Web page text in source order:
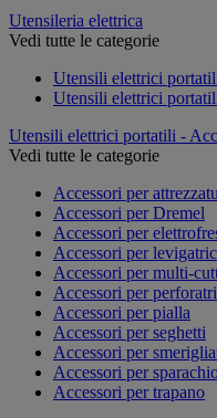
Utensileria elettrica
Vedi tutte le categorie
Utensili elettrici
Utensili elettrici
Utensili elettrici portatili -
Vedi tutte le categorie
Accessori per
Accessori per Dremel
Accessori per
Accessori per
Accessori per multi-
Accessori per
Accessori per pialla
Accessori per seghetti
Accessori per
Accessori per
Accessori per trapano